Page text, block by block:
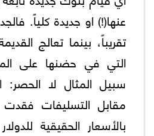
عنها(!) او جديدة كلياً.
تقريباً، بينما تعالج
التي في حضنها على
سبيل المثال لا الحصر:
مقابل التسليفات فقدت
بالأسعار الحقيقية